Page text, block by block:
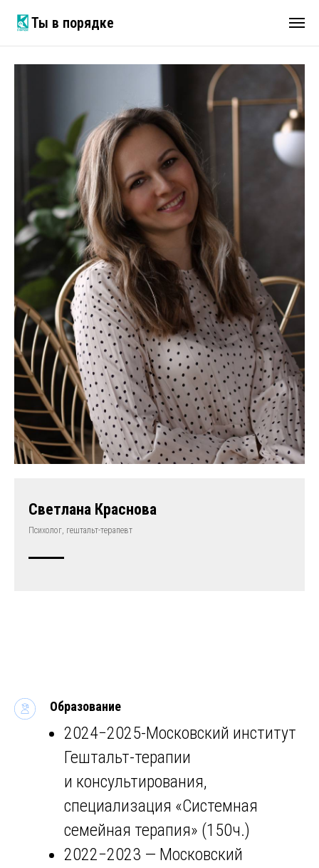
Ты в порядке
Светлана Краснова
Психолог, гештальт-терапевт
Образование
2024−2025-Московский институт
Гештальт-терапии
и консультирования,
специализация «Системная
семейная терапия» (150ч.)
2022−2023 — Московский